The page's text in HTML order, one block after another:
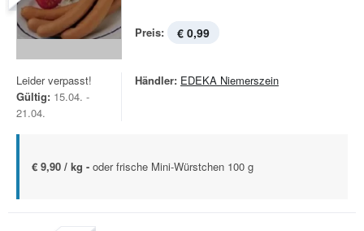
Preis: € 0,99
Leider verpasst!
Gültig: 15.04. -
21.04.
Händler: EDEKA Niemerszein
€ 9,90 / kg - oder frische Mini-Würstchen 100 g